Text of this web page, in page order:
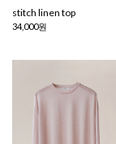
stitch linen top
34,000원